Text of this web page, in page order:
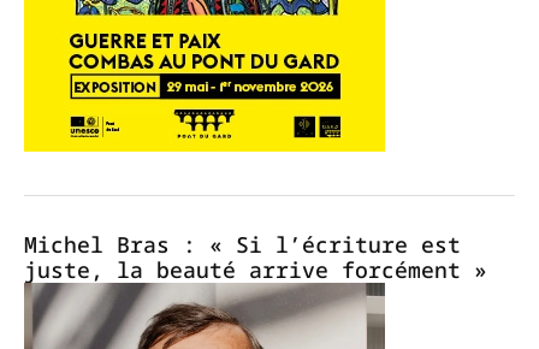
Michel Bras : « Si l’écriture est
juste, la beauté arrive forcément »